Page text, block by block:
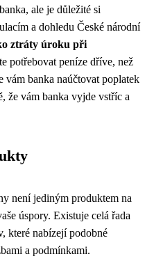
ale je důležité si
a dohledu České národní
ztráty úroku při
potřebovat peníze dříve, než
vám banka naúčtovat poplatek
že vám banka vyjde vstříc a
není jediným produktem na
úspory. Existuje celá řada
které nabízejí podobné
a podmínkami.